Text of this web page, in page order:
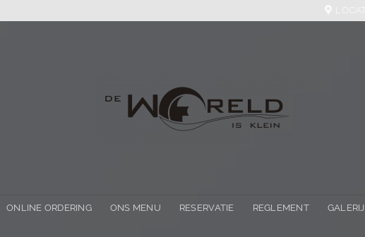
ONLINE ORDERING ONS MENU RESERVATIE REGLEMENT GALERIJ